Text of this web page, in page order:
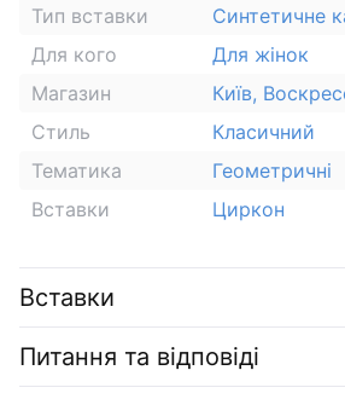
Тип вставки
Синтетичне
Для кого
Для жінок
Магазин
Київ,
Стиль
Класичний
Тематика
Геометричні
Вставки
Циркон
Вставки
Питання та відповіді